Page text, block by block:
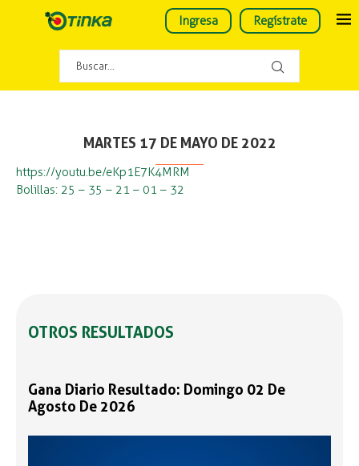
Ingresa Regístrate
MARTES 17 DE MAYO DE 2022
https://youtu.be/eKp1E7K4MRM
Bolillas: 25 – 35 – 21 – 01 – 32
OTROS RESULTADOS
Gana Diario Resultado: Domingo 02 De
Agosto De 2026